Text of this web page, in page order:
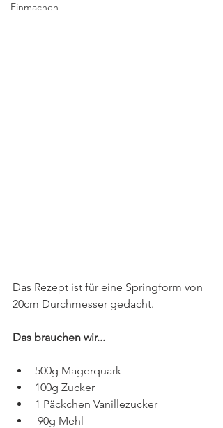
Einmachen
Das Rezept ist für eine Springform von
20cm Durchmesser gedacht.
Das brauchen wir...
500g Magerquark
100g Zucker
1 Päckchen Vanillezucker
90g Mehl